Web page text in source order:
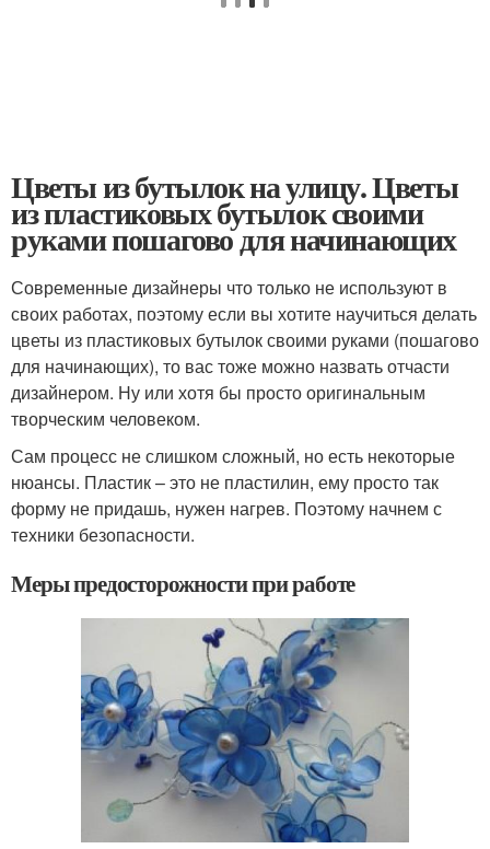
Цветы из бутылок на улицу. Цветы
из пластиковых бутылок своими
руками пошагово для начинающих
Современные дизайнеры что только не используют в
своих работах, поэтому если вы хотите научиться делать
цветы из пластиковых бутылок своими руками (пошагово
для начинающих), то вас тоже можно назвать отчасти
дизайнером. Ну или хотя бы просто оригинальным
творческим человеком.
Сам процесс не слишком сложный, но есть некоторые
нюансы. Пластик – это не пластилин, ему просто так
форму не придашь, нужен нагрев. Поэтому начнем с
техники безопасности.
Меры предосторожности при работе